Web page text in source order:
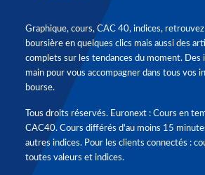
Graphique, cours, CAC 40, indices,
boursière en quelques clics mais aussi des
complets sur les tendances du moment. Des
main pour vous accompagner dans tous vos
bourse.
Tous droits réservés. Euronext : Cours en
CAC40. Cours différés d'au moins 15
autres indices. Pour les clients connectés :
toutes valeurs et indices.